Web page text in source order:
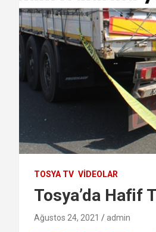
TOSYA TV VIDEOLAR
Tosya’da Hafif
Ağustos 24, 2021 admin